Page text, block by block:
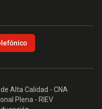
Alta Calidad - CNA
Plena - RIEV